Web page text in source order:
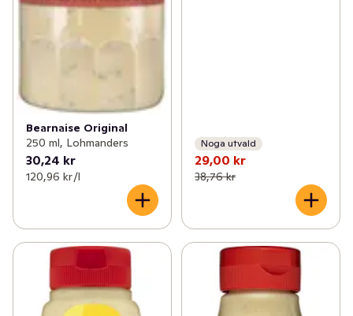
Bearnaise Original
250 ml, Lohmanders
30,24 kr
120,96 kr /l
Noga utvald
29,00 kr
38,76 kr